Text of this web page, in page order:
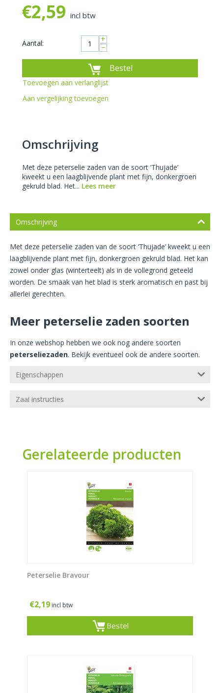
€2,59 incl btw
Aantal: +
−
Bestel
Toevoegen aan verlanglijst
Aan vergelijking toevoegen
Omschrijving
Met deze peterselie zaden van de soort ‘Thujade’
kweekt u een laagblijvende plant met fijn, donkergroen
gekruld blad. Het... Lees meer
Omschrijving
Met deze peterselie zaden van de soort ‘Thujade’ kweekt u een
laagblijvende plant met fijn, donkergroen gekruld blad. Het kan
zowel onder glas (winterteelt) als in de vollegrond geteeld
worden. De smaak van het blad is sterk aromatisch en past bij
allerlei gerechten.
Meer peterselie zaden soorten
In onze webshop hebben we ook nog andere soorten
peterseliezaden. Bekijk eventueel ook de andere soorten.
Eigenschappen
Zaai instructies
Gerelateerde producten
Peterselie Bravour
€2,19 incl btw
Bestel